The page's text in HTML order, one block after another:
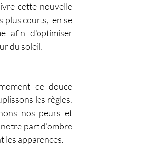
cette nouvelle
plus courts,  en se
afin d’optimiser
du soleil.
de douce
les règles.
nos peurs et
part d’ombre
les apparences.